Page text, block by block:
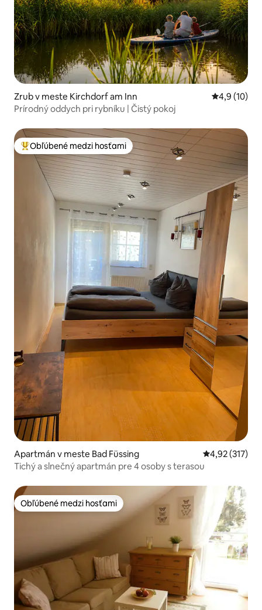
Zrub v meste Kirchdorf am Inn Priemerné
4,9 (10)
Prírodný oddych pri rybníku | Čistý pokoj
Najobľúbenejšie medzi hosťami
Obľúbené medzi hosťami
Apartmán v meste Bad Füssing Priemerné
4,92 (317)
Tichý a slnečný apartmán pre 4 osoby s terasou
Obľúbené medzi hosťami
Obľúbené medzi hosťami